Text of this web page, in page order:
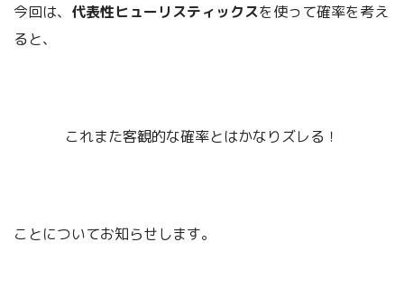
今回は、 代表性ヒューリスティックスを使って確率を考え
ると、
これまた客観的な確率とはかなりズレる！
ことについてお知らせします。